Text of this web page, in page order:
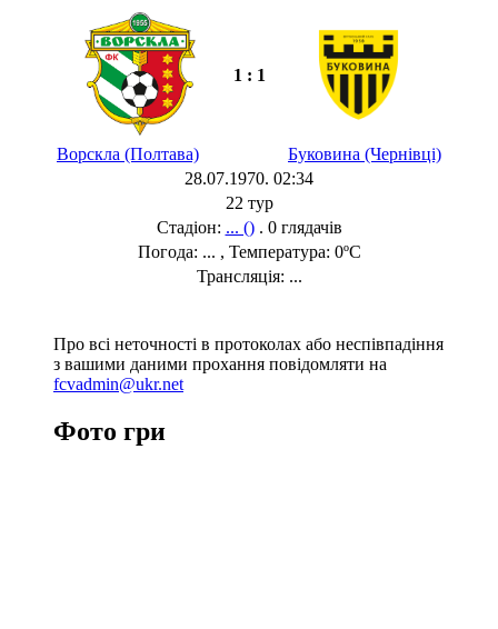
1 : 1
Ворскла (Полтава)
Буковина (Чернівці)
28.07.1970. 02:34
22 тур
Стадіон: ... (). 0 глядачів
Погода: ... , Температура: 0ºC
Трансляція: ...
Про всі неточності в протоколах або неспівпадіння
з вашими даними прохання повідомляти на
fcvadmin@ukr.net
Фото гри